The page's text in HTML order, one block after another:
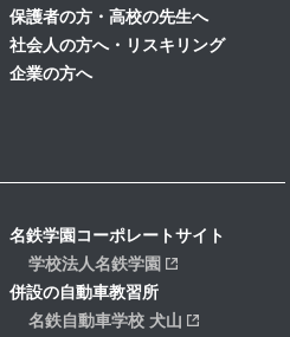
保護者の方・高校の先生へ
社会人の方へ・リスキリング
企業の方へ
名鉄学園コーポレートサイト
学校法人名鉄学園
併設の自動車教習所
名鉄自動車学校 犬山